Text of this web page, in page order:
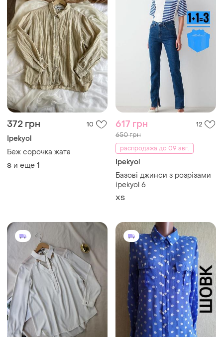
372 грн 10
Ipekyol
Беж сорочка жата
S и еще 1
617 грн 12
650 грн
распродажа до 09 авг.
Ipekyol
Базові джинси з розрізами
ipekyol 6
XS